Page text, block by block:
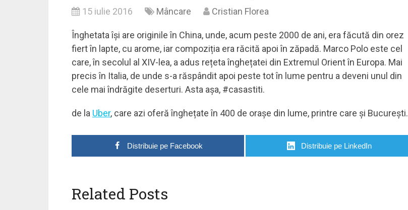
15 iulie 2016 Mâncare Cristian Florea
Înghetata își are originile în China, unde, acum peste 2000 de ani, era făcută din orez
fiert în lapte, cu arome, iar compoziția era răcită apoi în zăpadă. Marco Polo este cel
care, în secolul al XIV-lea, a adus rețeta înghețatei din Extremul Orient în Europa. Mai
precis în Italia, de unde s-a răspândit apoi peste tot în lume pentru a deveni unul din
cele mai îndrăgite deserturi. Asta așa, ‪#‎casastiti.
de la Uber, care azi oferă înghețate în 400 de orașe din lume, printre care și București.
Distribuie pe Facebook Distribuie pe LinkedIn
Related Posts